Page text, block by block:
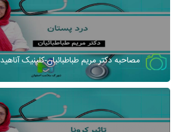
مصاحبه دکتر مریم طباطبائیان-کلینیک آناهید